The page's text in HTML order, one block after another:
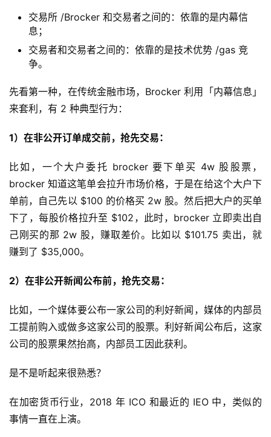
交易所 /Brocker 和交易者之间的：依靠的是内幕信
息；
交易者和交易者之间的：依靠的是技术优势 /gas 竞
争。
先看第一种，在传统金融市场，Brocker 利用「内幕信息」
来套利，有 2 种典型行为：
1）在非公开订单成交前，抢先交易：
比如，一个大户委托 brocker 要下单买 4w 股股票，
brocker 知道这笔单会拉升市场价格，于是在给这个大户下
单前，自己先以 $100 的价格买 2w 股。然后把大户的买单
下了，每股价格拉升至 $102，此时，brocker 立即卖出自
己刚买的那 2w 股，赚取差价。比如以 $101.75 卖出，就
赚到了 $35,000。
2）在非公开新闻公布前，抢先交易：
比如，一个媒体要公布一家公司的利好新闻，媒体的内部员
工提前购入或做多这家公司的股票。利好新闻公布后，这家
公司的股票果然抬高，内部员工因此获利。
是不是听起来很熟悉？
在加密货币行业，2018 年 ICO 和最近的 IEO 中，类似的
事情一直在上演。